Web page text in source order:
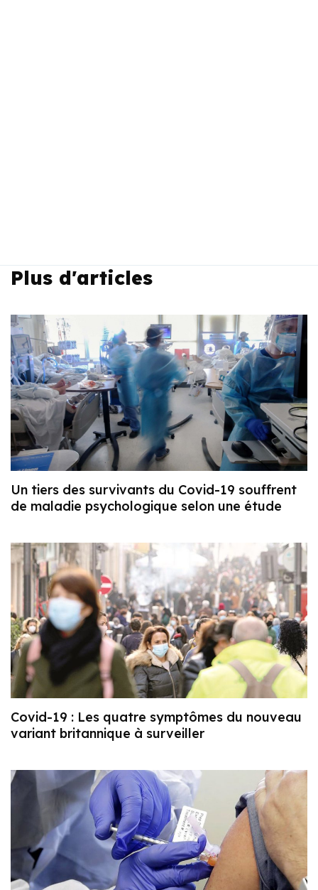
Plus d'articles
Un tiers des survivants du Covid-19 souffrent
de maladie psychologique selon une étude
Covid-19 : Les quatre symptômes du nouveau
variant britannique à surveiller